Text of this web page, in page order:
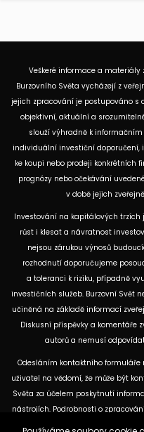
Veškeré informace a
Burzovního Světa vycházejí z
jejich zpracování je postupováno s
objektivní, aktuální a
slouží výhradně k
individuální investiční doporučení,
ke koupi nebo prodeji konkrétních
prognózy nebo očekávání
v době jejich
Investování na kapitálových trzích
růst i klesat a návratnost
nejsou zárukou výnosů
rozhodnutí doporučujeme
a toleranci k riziku, případně
investičních služeb. Burzovní Svět
učiněná na základě informací
Diskusní příspěvky a komentáře
autorů a nemusí
Odesláním kontaktního
uživatel na vědomí, že může být
Světa za účelem poskytnutí
nástrojích. Podrobnosti o